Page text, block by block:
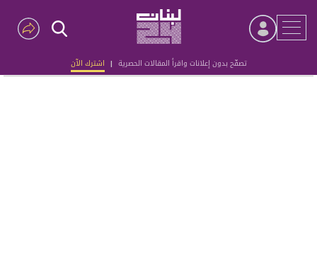
تصفّح بدون إعلانات واقرأ المقالات الحصرية | اشترك الآن
Advertisement